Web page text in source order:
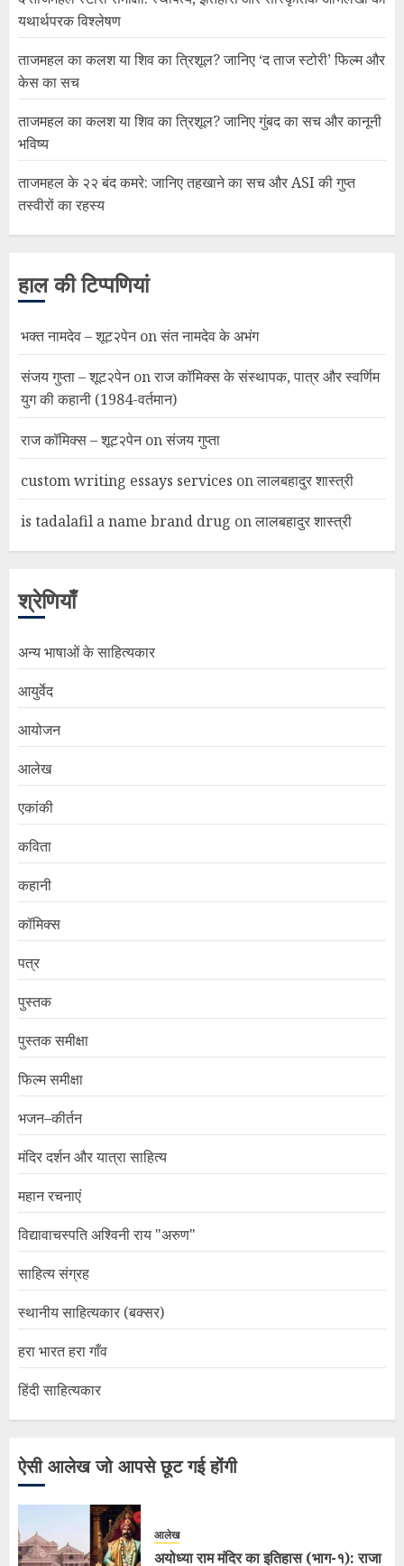
यथार्थपरक विश्लेषण
ताजमहल का कलश या शिव का त्रिशूल? जानिए ‘द ताज स्टोरी’ फिल्म और
केस का सच
ताजमहल का कलश या शिव का त्रिशूल? जानिए गुंबद का सच और कानूनी
भविष्य
ताजमहल के २२ बंद कमरे: जानिए तहखाने का सच और ASI की गुप्त
तस्वीरों का रहस्य
हाल की टिप्पणियां
भक्त नामदेव – शूट२पेनonसंत नामदेव के अभंग
संजय गुप्ता – शूट२पेनonराज कॉमिक्स के संस्थापक, पात्र और स्वर्णिम
युग की कहानी (1984-वर्तमान)
राज कॉमिक्स – शूट२पेनonसंजय गुप्ता
custom writing essays services onलालबहादुर शास्त्री
is tadalafil a name brand drug onलालबहादुर शास्त्री
श्रेणियाँ
अन्य भाषाओं के साहित्यकार
आयुर्वेद
आयोजन
आलेख
एकांकी
कविता
कहानी
कॉमिक्स
पत्र
पुस्तक
पुस्तक समीक्षा
फिल्म समीक्षा
भजन–कीर्तन
मंदिर दर्शन और यात्रा साहित्य
महान रचनाएं
विद्यावाचस्पति अश्विनी राय "अरुण"
साहित्य संग्रह
स्थानीय साहित्यकार (बक्सर)
हरा भारत हरा गाँव
हिंदी साहित्यकार
ऐसी आलेख जो आपसे छूट गई होंगी
आलेख
अयोध्या राम मंदिर का इतिहास (भाग-१): राजा